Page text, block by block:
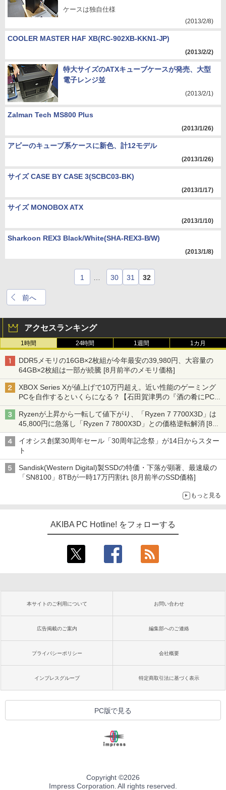
ケースは独自仕様
(2013/2/8)
COOLER MASTER HAF XB(RC-902XB-KKN1-JP)
(2013/2/2)
特大サイズのATXキューブケースが発売、大型
電子レンジ並
(2013/2/1)
Zalman Tech MS800 Plus
(2013/1/26)
アビーのキューブ系ケースに新色、計12モデル
(2013/1/26)
サイズ CASE BY CASE 3(SCBC03-BK)
(2013/1/17)
サイズ MONOBOX ATX
(2013/1/10)
Sharkoon REX3 Black/White(SHA-REX3-B/W)
(2013/1/8)
前へ
1 30 31 32
アクセスランキング
1時間 24時間 1週間 1カ月
DDR5メモリの16GB×2枚組が今年最安の39,980円、大容量の
64GB×2枚組は一部が続騰 [8月前半のメモリ価格]
XBOX Series Xが値上げで10万円超え。近い性能のゲーミング
PCを自作するといくらになる？【石田賀津男の『酒の肴にPCゲ
ーム』】
Ryzenが上昇から一転して値下がり、「Ryzen 7 7700X3D」は
45,800円に急落し「Ryzen 7 7800X3D」との価格逆転解消 [8月
前半のCPU価格]
イオシス創業30周年セール「30周年記念祭」が14日からスター
ト
Sandisk(Western Digital)製SSDの特価・下落が顕著、最速級の
「SN8100」8TBが一時17万円割れ [8月前半のSSD価格]
もっと見る
AKIBA PC Hotline! をフォローする
本サイトのご利用について お問い合わせ
広告掲載のご案内 編集部へのご連絡
プライバシーポリシー 会社概要
インプレスグループ 特定商取引法に基づく表示
PC版で見る
Copyright ©2026
Impress Corporation. All rights reserved.